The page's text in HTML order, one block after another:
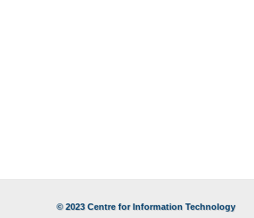
© 2023 Centre for Information Technology